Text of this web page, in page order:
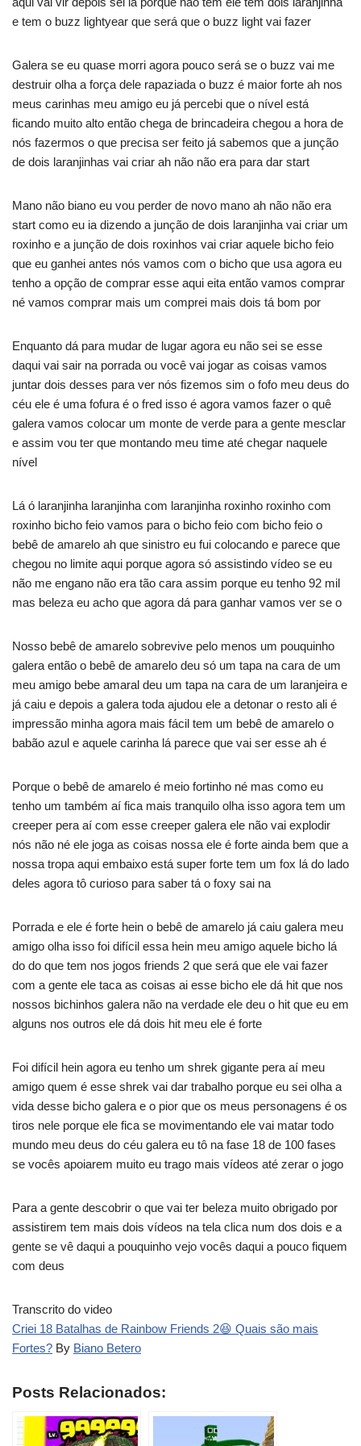
e tem o buzz lightyear que será que o buzz light vai fazer
Galera se eu quase morri agora pouco será se o buzz vai me
destruir olha a força dele rapaziada o buzz é maior forte ah nos
meus carinhas meu amigo eu já percebi que o nível está
ficando muito alto então chega de brincadeira chegou a hora de
nós fazermos o que precisa ser feito já sabemos que a junção
de dois laranjinhas vai criar ah não não era para dar start
Mano não biano eu vou perder de novo mano ah não não era
start como eu ia dizendo a junção de dois laranjinha vai criar um
roxinho e a junção de dois roxinhos vai criar aquele bicho feio
que eu ganhei antes nós vamos com o bicho que usa agora eu
tenho a opção de comprar esse aqui eita então vamos comprar
né vamos comprar mais um comprei mais dois tá bom por
Enquanto dá para mudar de lugar agora eu não sei se esse
daqui vai sair na porrada ou você vai jogar as coisas vamos
juntar dois desses para ver nós fizemos sim o fofo meu deus do
céu ele é uma fofura é o fred isso é agora vamos fazer o quê
galera vamos colocar um monte de verde para a gente mesclar
e assim vou ter que montando meu time até chegar naquele
nível
Lá ó laranjinha laranjinha com laranjinha roxinho roxinho com
roxinho bicho feio vamos para o bicho feio com bicho feio o
bebê de amarelo ah que sinistro eu fui colocando e parece que
chegou no limite aqui porque agora só assistindo vídeo se eu
não me engano não era tão cara assim porque eu tenho 92 mil
mas beleza eu acho que agora dá para ganhar vamos ver se o
Nosso bebê de amarelo sobrevive pelo menos um pouquinho
galera então o bebê de amarelo deu só um tapa na cara de um
meu amigo bebe amaral deu um tapa na cara de um laranjeira e
já caiu e depois a galera toda ajudou ele a detonar o resto ali é
impressão minha agora mais fácil tem um bebê de amarelo o
babão azul e aquele carinha lá parece que vai ser esse ah é
Porque o bebê de amarelo é meio fortinho né mas como eu
tenho um também aí fica mais tranquilo olha isso agora tem um
creeper pera aí com esse creeper galera ele não vai explodir
nós não né ele joga as coisas nossa ele é forte ainda bem que a
nossa tropa aqui embaixo está super forte tem um fox lá do lado
deles agora tô curioso para saber tá o foxy sai na
Porrada e ele é forte hein o bebê de amarelo já caiu galera meu
amigo olha isso foi difícil essa hein meu amigo aquele bicho lá
do do que tem nos jogos friends 2 que será que ele vai fazer
com a gente ele taca as coisas ai esse bicho ele dá hit que nos
nossos bichinhos galera não na verdade ele deu o hit que eu em
alguns nos outros ele dá dois hit meu ele é forte
Foi difícil hein agora eu tenho um shrek gigante pera aí meu
amigo quem é esse shrek vai dar trabalho porque eu sei olha a
vida desse bicho galera e o pior que os meus personagens é os
tiros nele porque ele fica se movimentando ele vai matar todo
mundo meu deus do céu galera eu tô na fase 18 de 100 fases
se vocês apoiarem muito eu trago mais vídeos até zerar o jogo
Para a gente descobrir o que vai ter beleza muito obrigado por
assistirem tem mais dois vídeos na tela clica num dos dois e a
gente se vê daqui a pouquinho vejo vocês daqui a pouco fiquem
com deus
Transcrito do video
Criei 18 Batalhas de Rainbow Friends 2😆 Quais são mais
Fortes? By Biano Betero
Posts Relacionados: